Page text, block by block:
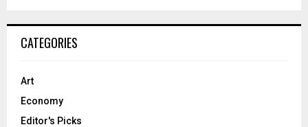
CATEGORIES
Art
Economy
Editor's Picks